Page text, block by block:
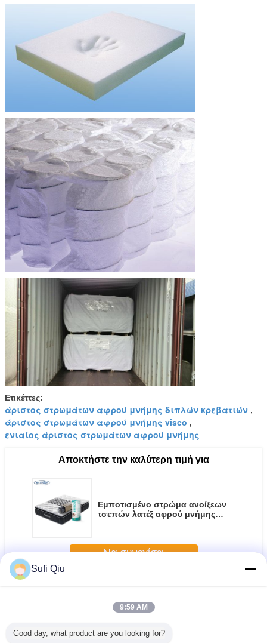
Ετικέττες:
άριστος στρωμάτων αφρού μνήμης διπλών κρεβατιών ,
άριστος στρωμάτων αφρού μνήμης visco ,
ενιαίος άριστος στρωμάτων αφρού μνήμης
Αποκτήστε την καλύτερη τιμή για
Εμποτισμένο στρώμα ανοίξεων
τσεπών λατέξ αφρού μνήμης
Να συνεχίσει
ΠερισσότεροιΣτρώμα κρεβατιών ξενοδοχείων
Sufi Qiu
9:59 AM
Good day, what product are you looking for?